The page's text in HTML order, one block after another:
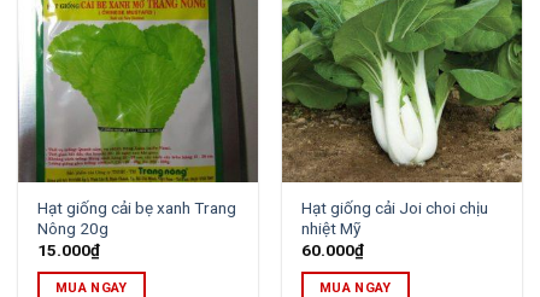
Hạt giống cải bẹ xanh Trang
Nông 20g
15.000₫
MUA NGAY
Hạt giống cải Joi choi chịu
nhiệt Mỹ
60.000₫
MUA NGAY